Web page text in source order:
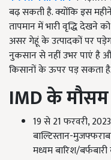
बढ़ सकती है. क्योंकि इस
तापमान में भारी वृद्धि
असर गेहूं के उत्पादकों पर
नुकसान से नहीं उभर पाएं है
किसानों के ऊपर पड़ सकता है.
IMDके
19 से 21 फरवरी,
बाल्टिस्तान-
मध्यम बारिश/